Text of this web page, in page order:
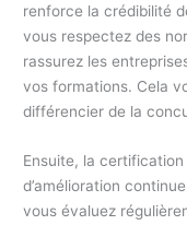
renforce la crédibilité
vous respectez des
rassurez les
vos formations. Cela
différencier de la
Ensuite, la
d’amélioration
vous évaluez